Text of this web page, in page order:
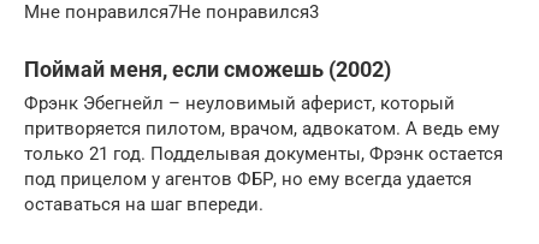
Мне понравился7Не понравился3
Поймай меня, если сможешь (2002)
Фрэнк Эбегнейл – неуловимый аферист, который
притворяется пилотом, врачом, адвокатом. А ведь ему
только 21 год. Подделывая документы, Фрэнк остается
под прицелом у агентов ФБР, но ему всегда удается
оставаться на шаг впереди.